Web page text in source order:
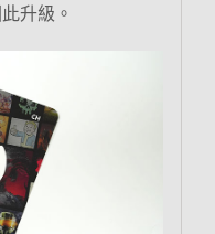
升級。